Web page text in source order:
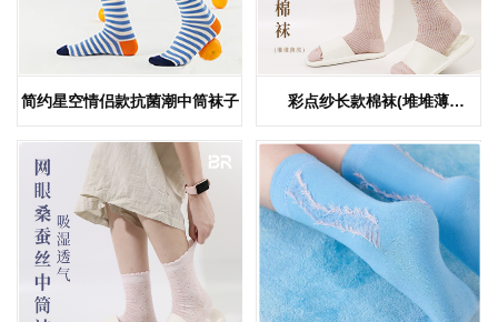
简约星空情侣款抗菌潮中筒袜子 彩点纱长款棉袜(堆堆薄
款)BR0923